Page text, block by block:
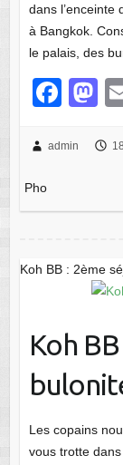
dans l’enceinte
à Bangkok.
le palais, des
F
c
b
o
M
st
d
n
admin
Pho
Koh BB : 2ème
Koh
Les copains
vous trotte